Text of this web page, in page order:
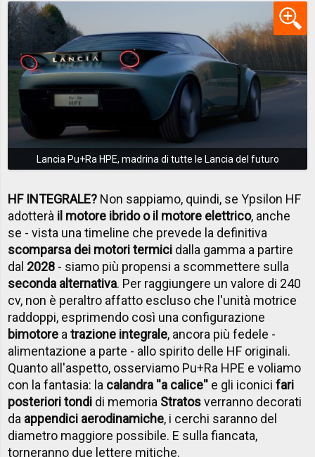
Lancia Pu+Ra HPE, madrina di tutte le Lancia del futuro
HF INTEGRALE? Non sappiamo, quindi, se Ypsilon HF
adotterà il motore ibrido o il motore elettrico, anche
se - vista una timeline che prevede la definitiva
scomparsa dei motori termici dalla gamma a partire
dal 2028 - siamo più propensi a scommettere sulla
seconda alternativa. Per raggiungere un valore di 240
cv, non è peraltro affatto escluso che l'unità motrice
raddoppi, esprimendo così una configurazione
bimotore atrazione integrale, ancora più fedele -
alimentazione a parte - allo spirito delle HF originali.
Quanto all'aspetto, osserviamo Pu+Ra HPE e voliamo
con la fantasia: la calandra ''a calice'' e gli iconicifari
posteriori tondi di memoria Stratosverranno decorati
da appendici aerodinamiche, i cerchi saranno del
diametro maggiore possibile. E sulla fiancata,
torneranno due lettere mitiche.